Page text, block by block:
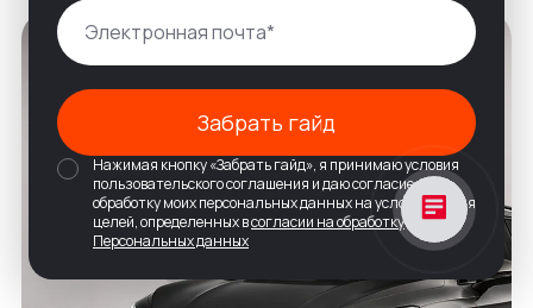
Забрать гайд
Нажимая кнопку «Забрать гайд», я принимаю условия
пользовательского соглашения и даю согласие на
обработку моих персональных данных на условиях и для
целей, определенных всогласии на обработку
Персональных данных